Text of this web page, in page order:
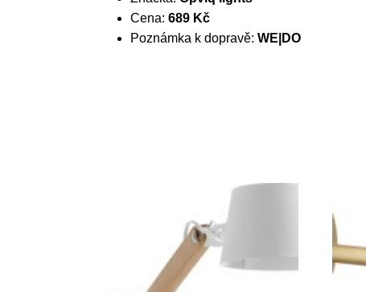
Cena: 689 Kč
Poznámka k dopravě: WE|DO